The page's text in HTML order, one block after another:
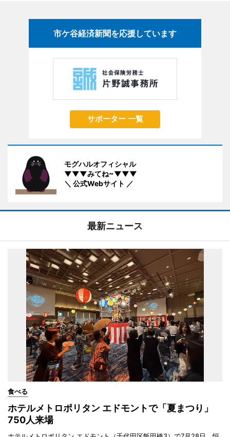
市ケ谷経済新聞を応援しています
サポーター 一覧
モグハルオフィシャル
▼▼▼みてね~▼▼▼
＼ 公式Webサイト ／
最新ニュース
食べる
ホテルメトロポリタン エドモントで「夏まつり」
750人来場